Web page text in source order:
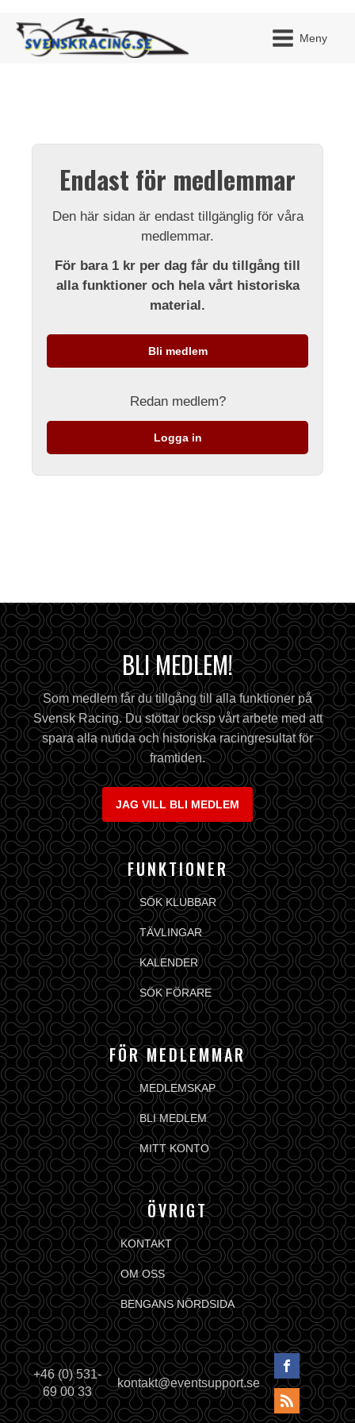
Meny
Endast för medlemmar
Den här sidan är endast tillgänglig för våra
medlemmar.
För bara 1 kr per dag får du tillgång till
alla funktioner och hela vårt historiska
material.
Bli medlem
Redan medlem?
Logga in
BLI MEDLEM!
Som medlem får du tillgång till alla funktioner på
Svensk Racing. Du stöttar ocksp vårt arbete med att
spara alla nutida och historiska racingresultat för
framtiden.
JAG VILL BLI MEDLEM
FUNKTIONER
SÖK KLUBBAR
TÄVLINGAR
KALENDER
SÖK FÖRARE
FÖR MEDLEMMAR
MEDLEMSKAP
BLI MEDLEM
MITT KONTO
ÖVRIGT
KONTAKT
OM OSS
BENGANS NÖRDSIDA
+46 (0) 531-
69 00 33
kontakt@eventsupport.se